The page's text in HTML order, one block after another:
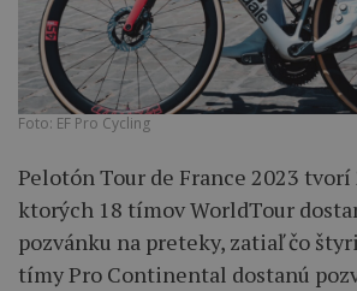
Foto: EF Pro Cycling
Pelotón Tour de France 2023 tvorí
ktorých 18 tímov WorldTour
pozvánku na preteky, zatiaľ čo
tímy Pro Continental dostanú